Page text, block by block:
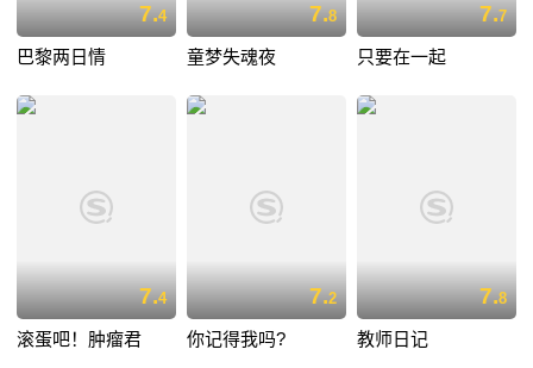
7.4
巴黎两日情
7.8
童梦失魂夜
7.7
只要在一起
7.4
滚蛋吧！肿瘤君
7.2
你记得我吗?
7.8
教师日记